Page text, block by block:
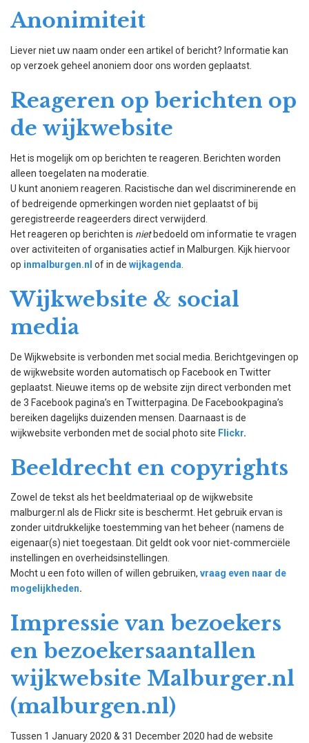
Anonimiteit
Liever niet uw naam onder een artikel of bericht? Informatie kan
op verzoek geheel anoniem door ons worden geplaatst.
Reageren op berichten op
de wijkwebsite
Het is mogelijk om op berichten te reageren. Berichten worden
alleen toegelaten na moderatie.
U kunt anoniem reageren. Racistische dan wel discriminerende en
of bedreigende opmerkingen worden niet geplaatst of bij
geregistreerde reageerders direct verwijderd.
Het reageren op berichten is nietbedoeld om informatie te vragen
over activiteiten of organisaties actief in Malburgen. Kijk hiervoor
op inmalburgen.nl of in de wijkagenda
Wijkwebsite & social
media
De Wijkwebsite is verbonden met social media. Berichtgevingen op
de wijkwebsite worden automatisch op Facebook en Twitter
geplaatst. Nieuwe items op de website zijn direct verbonden met
de 3 Facebook pagina’s en Twitterpagina. De Facebookpagina’s
bereiken dagelijks duizenden mensen. Daarnaast is de
wijkwebsite verbonden met de social photo site Flickr.
Beeldrecht en copyrights
Zowel de tekst als het beeldmateriaal op de wijkwebsite
malburger.nl als de Flickr site is beschermt. Het gebruik ervan is
zonder uitdrukkelijke toestemming van het beheer (namens de
eigenaar(s) niet toegestaan. Dit geldt ook voor niet-commerciële
instellingen en overheidsinstellingen.
Mocht u een foto willen of willen gebruiken, vraag even naar de
mogelijkheden.
Impressie van bezoekers
en bezoekersaantallen
wijkwebsite Malburger.nl
(malburgen.nl)
Tussen 1 January 2020 & 31 December 2020 had de website